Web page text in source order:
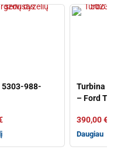
5303-988-
Turbina
– Ford
390,00€
Daugiau